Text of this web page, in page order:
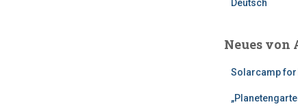
h
Deutsch
Neues von
Solarcamp for